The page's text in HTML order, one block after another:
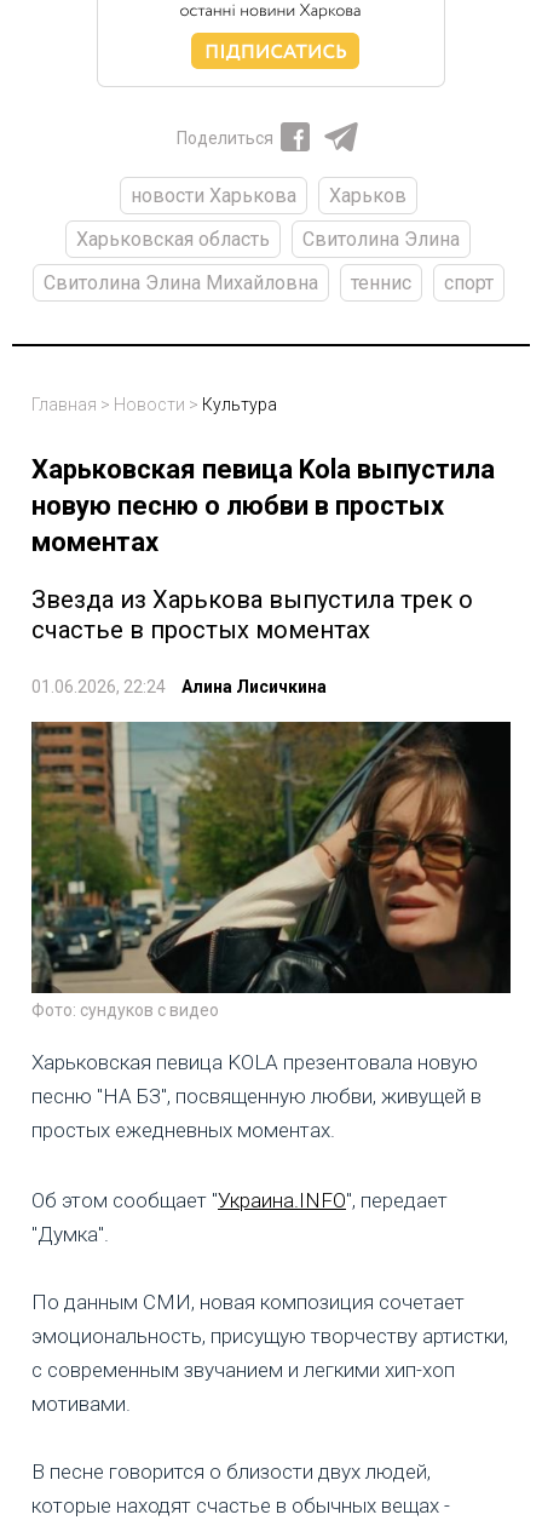
Поделиться
новости Харькова
Харьков
Харьковская область
Свитолина Элина
Свитолина Элина Михайловна
теннис спорт
Главная > Новости > Культура
Харьковская певица Kola выпустила
новую песню о любви в простых
моментах
Звезда из Харькова выпустила трек о
счастье в простых моментах
01.06.2026, 22:24 Алина Лисичкина
Фото: сундуков с видео
Харьковская певица KOLA презентовала новую
песню "НА БЗ", посвященную любви, живущей в
простых ежедневных моментах.
Об этом сообщает "Украина.INFO", передает
"Думка".
По данным СМИ, новая композиция сочетает
эмоциональность, присущую творчеству артистки,
с современным звучанием и легкими хип-хоп
мотивами.
В песне говорится о близости двух людей,
которые находят счастье в обычных вещах -